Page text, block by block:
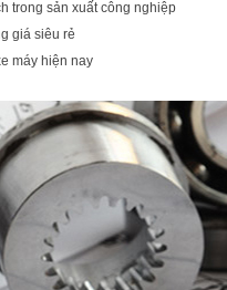
trong sản xuất công nghiệp
giá siêu rẻ
máy hiện nay